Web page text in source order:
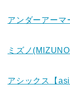
アンダーアー
ミズノ
アシックス【